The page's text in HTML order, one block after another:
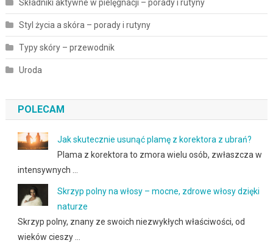
Składniki aktywne w pielęgnacji – porady i rutyny
Styl życia a skóra – porady i rutyny
Typy skóry – przewodnik
Uroda
POLECAM
Jak skutecznie usunąć plamę z korektora z ubrań?
Plama z korektora to zmora wielu osób, zwłaszcza w
intensywnych …
Skrzyp polny na włosy – mocne, zdrowe włosy dzięki
naturze
Skrzyp polny, znany ze swoich niezwykłych właściwości, od
wieków cieszy …